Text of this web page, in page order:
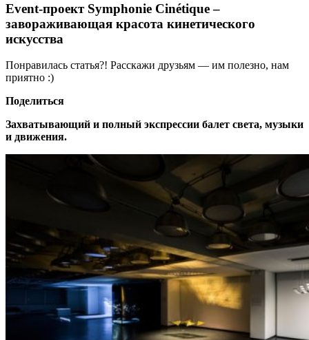
Event-проект Symphonie Cinétique –
завораживающая красота кинетического
искусства
Понравилась статья?! Расскажи друзьям — им полезно, нам
приятно :)
Поделиться
Захватывающий и полный экспрессии балет света, музыки
и движения.